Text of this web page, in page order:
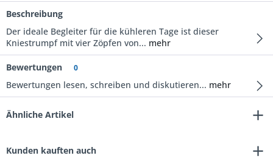
Beschreibung
Der ideale Begleiter für die kühleren Tage ist dieser
Kniestrumpf mit vier Zöpfen von... mehr
Bewertungen 0
Bewertungen lesen, schreiben und diskutieren... mehr
Ähnliche Artikel
Kunden kauften auch